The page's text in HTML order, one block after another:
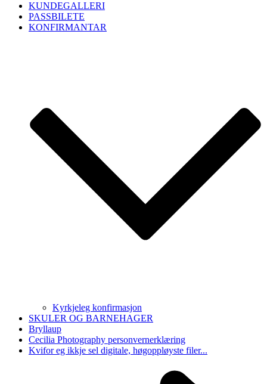
KUNDEGALLERI
PASSBILETE
KONFIRMANTAR
Kyrkjeleg konfirmasjon
SKULER OG BARNEHAGER
Bryllaup
Cecilia Photography personvernerklæring
Kvifor eg ikkje sel digitale, høgoppløyste filer...